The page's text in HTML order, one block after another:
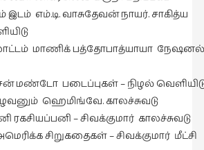
எம்.டி. வாசுதேவன் நாயர். சாகித்ய
மாணிக் பத்தோபாத்யாயா நேஷனல்
மண்டோ படைப்புகள் – நிழல்
ஹெமிங்வே. காலச்சுவடு
– சிவக்குமார் காலச்சுவடு
சிறுகதைகள் – சிவக்குமார் மீட்சி